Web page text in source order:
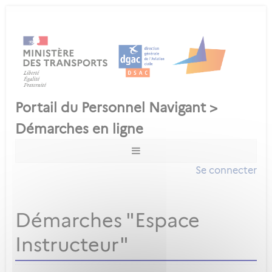
Se connecter
Démarches "Espace
Instructeur"